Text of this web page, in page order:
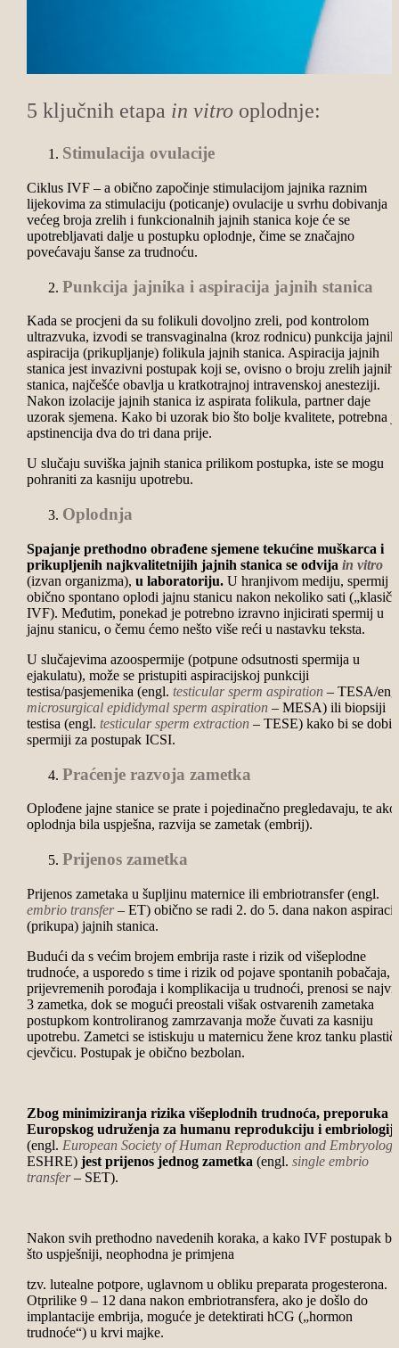
5 ključnih etapa in vitrooplodnje:
Stimulacija ovulacije
Ciklus IVF – a obično započinje stimulacijom jajnika raznim
lijekovima za stimulaciju (poticanje) ovulacije u svrhu dobivanja
većeg broja zrelih i funkcionalnih jajnih stanica koje će se
upotrebljavati dalje u postupku oplodnje, čime se značajno
povećavaju šanse za trudnoću.
Punkcija jajnika i aspiracija jajnih stanica
Kada se procjeni da su folikuli dovoljno zreli, pod kontrolom
ultrazvuka, izvodi se transvaginalna (kroz rodnicu) punkcija
aspiracija (prikupljanje) folikula jajnih stanica. Aspiracija jajnih
stanica jest invazivni postupak koji se, ovisno o broju zrelih jajnih
stanica, najčešće obavlja u kratkotrajnoj intravenskoj anesteziji.
Nakon izolacije jajnih stanica iz aspirata folikula, partner daje
uzorak sjemena. Kako bi uzorak bio što bolje kvalitete, potrebna
apstinencija dva do tri dana prije.
U slučaju suviška jajnih stanica prilikom postupka, iste se mogu
pohraniti za kasniju upotrebu.
Oplodnja
Spajanje prethodno obrađene sjemene tekućine muškarca i
prikupljenih najkvalitetnijih jajnih stanica se odvija in vitro
(izvan organizma), u laboratoriju.U hranjivom mediju, spermij
obično spontano oplodi jajnu stanicu nakon nekoliko sati
IVF). Međutim, ponekad je potrebno izravno injicirati spermij u
jajnu stanicu, o čemu ćemo nešto više reći u nastavku teksta.
U slučajevima azoospermije (potpune odsutnosti spermija u
ejakulatu), može se pristupiti aspiracijskoj punkciji
testisa/pasjemenika (engl. testicular sperm aspiration – TESA/
microsurgical epididymal sperm aspiration – MESA) ili biopsiji
testisa (engl. testicular sperm extraction – TESE) kako bi se dobili
spermiji za postupak ICSI.
Praćenje razvoja zametka
Oplođene jajne stanice se prate i pojedinačno pregledavaju, te ako
oplodnja bila uspješna, razvija se zametak (embrij).
Prijenos zametka
Prijenos zametaka u šupljinu maternice ili embriotransfer (engl.
embrio transfer– ET) obično se radi 2. do 5. dana nakon
(prikupa) jajnih stanica.
Budući da s većim brojem embrija raste i rizik od višeplodne
trudnoće, a usporedo s time i rizik od pojave spontanih pobačaja,
prijevremenih porođaja i komplikacija u trudnoći, prenosi se
3 zametka, dok se mogući preostali višak ostvarenih zametaka
postupkom kontroliranog zamrzavanja može čuvati za kasniju
upotrebu. Zametci se istiskuju u maternicu žene kroz tanku
cjevčicu. Postupak je obično bezbolan.
Zbog minimiziranja rizika višeplodnih trudnoća, preporuka
Europskog udruženja za humanu reprodukciju i
(engl. European Society of Human Reproduction and Embryology
ESHRE) jest prijenos jednog zametka (engl. single embrio
transfer– SET).
Nakon svih prethodno navedenih koraka, a kako IVF postupak
što uspješniji, neophodna je primjena
tzv. lutealne potpore, uglavnom u obliku preparata progesterona.
Otprilike 9 – 12 dana nakon embriotransfera, ako je došlo do
implantacije embrija, moguće je detektirati hCG („hormon
trudnoće“) u krvi majke.